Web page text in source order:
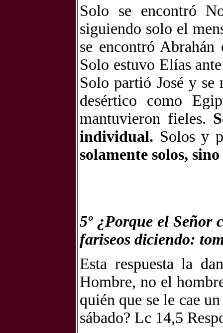
Solo se encontró
siguiendo solo el
se encontró
Solo estuvo Elías
Solo partió José y
desértico como
mantuvieron fieles.
individual. Solos y
solamente solos,
5º ¿Porque el Señor
fariseos diciendo:
Esta respuesta la
Hombre, no el
quién que se le cae
sábado? Lc 14,5